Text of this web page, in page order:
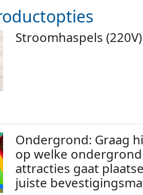
Stroomhaspels
Ondergrond: Graag
op welke
attracties gaat
juiste